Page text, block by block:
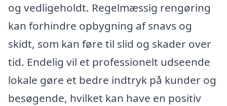
og vedligeholdt. Regelmæssig rengøring
kan forhindre opbygning af snavs og
skidt, som kan føre til slid og skader over
tid. Endelig vil et professionelt udseende
lokale gøre et bedre indtryk på kunder og
besøgende, hvilket kan have en positiv